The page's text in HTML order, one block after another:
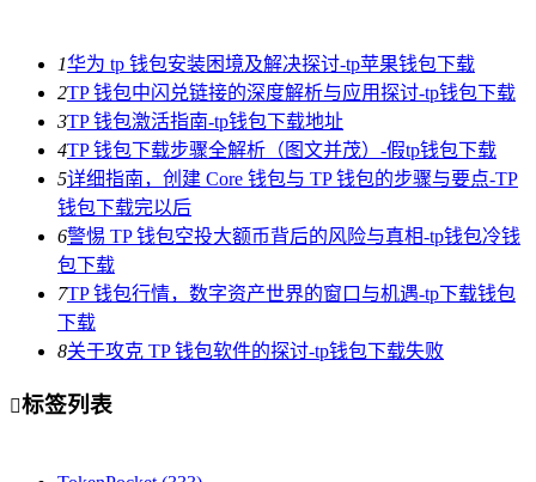
1华为 tp 钱包安装困境及解决探讨-tp苹果钱包下载
2TP 钱包中闪兑链接的深度解析与应用探讨-tp钱包下载
3TP 钱包激活指南-tp钱包下载地址
4TP 钱包下载步骤全解析（图文并茂）-假tp钱包下载
5详细指南，创建 Core 钱包与 TP 钱包的步骤与要点-TP
钱包下载完以后
6警惕 TP 钱包空投大额币背后的风险与真相-tp钱包冷钱
包下载
7TP 钱包行情，数字资产世界的窗口与机遇-tp下载钱包
下载
8关于攻克 TP 钱包软件的探讨-tp钱包下载失败
标签列表